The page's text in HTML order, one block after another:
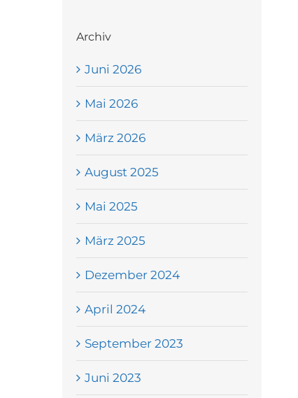
Archiv
Juni 2026
Mai 2026
März 2026
August 2025
Mai 2025
März 2025
Dezember 2024
April 2024
September 2023
Juni 2023